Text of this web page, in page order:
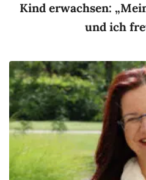
Kind erwachsen:
und ich